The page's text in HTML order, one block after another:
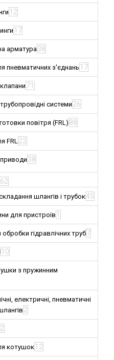
12
17
арматура38
пневматичних з'єднань 17
71
системи26
повітря (FRL) 88
FRL22
38
шлангів і трубок45
для пристроїв 1
гідравлічних труб7
10
з пружинним
електричні, пневматичні
2
2
котушок 12